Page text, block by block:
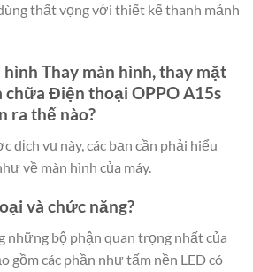
thất vọng với thiết kế thanh mảnh
Thay màn hình, thay mặt
chữa Điện thoại OPPO A15s
ra thế nào?
dịch vụ này, các bạn cần phải hiểu
về màn hình của máy.
và chức năng?
những bộ phận quan trọng nhất của
gồm các phần như tấm nền LED có